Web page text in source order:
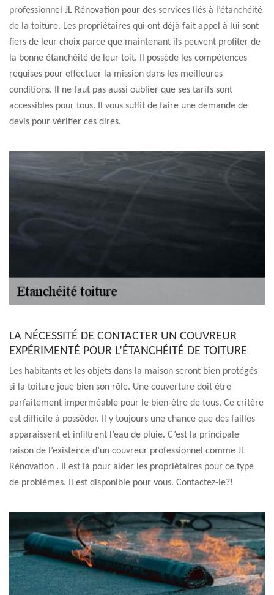
professionnel JL Rénovation pour des services liés à l’étanchéité
de la toiture. Les propriétaires qui ont déjà fait appel à lui sont
fiers de leur choix parce que maintenant ils peuvent profiter de
la bonne étanchéité de leur toit. Il possède les compétences
requises pour effectuer la mission dans les meilleures
conditions. Il ne faut pas aussi oublier que ses tarifs sont
accessibles pour tous. Il vous suffit de faire une demande de
devis pour vérifier ces dires.
LA NÉCESSITÉ DE CONTACTER UN COUVREUR
EXPÉRIMENTÉ POUR L’ÉTANCHÉITÉ DE TOITURE
Les habitants et les objets dans la maison seront bien protégés
si la toiture joue bien son rôle. Une couverture doit être
parfaitement imperméable pour le bien-être de tous. Ce critère
est difficile à posséder. Il y toujours une chance que des failles
apparaissent et infiltrent l’eau de pluie. C’est la principale
raison de l’existence d’un couvreur professionnel comme JL
Rénovation . Il est là pour aider les propriétaires pour ce type
de problèmes. Il est disponible pour vous. Contactez-le?!